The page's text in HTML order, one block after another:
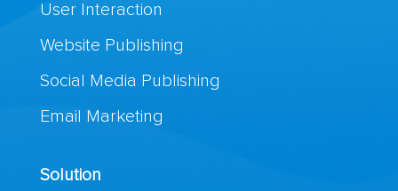
User Interaction
Website Publishing
Social Media Publishing
Email Marketing
Solution